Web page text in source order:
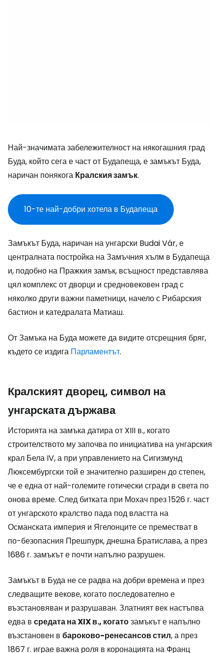
Най-значимата забележителност на някогашния град
Буда, който сега е част от Будапеща, е замъкът Буда,
наричан понякога Кралския замък.
10-те най-добри хотела в Будапеща
Замъкът Буда, наричан на унгарски Budai Vár, е
централната постройка на Замъчния хълм в Будапеща
и, подобно на Пражкия замък, всъщност представлява
цял комплекс от дворци и средновековен град с
няколко други важни паметници, начело с Рибарския
бастион и катедралата Матиаш.
От Замъка на Буда можете да видите отсрещния бряг,
където се издига Парламентът.
Кралският дворец, символ на
унгарската държава
Историята на замъка датира от XIII в., когато
строителството му започва по инициатива на унгарския
крал Бела IV, а при управлението на Сигизмунд
Люксембургски той е значително разширен до степен,
че е една от най-големите готически сгради в света по
онова време. След битката при Мохач през 1526 г. част
от унгарското кралство пада под властта на
Османската империя и Ягелонците се преместват в
по-безопасния Прешпурк, днешна Братислава, а през
1686 г. замъкът е почти напълно разрушен.
Замъкът в Буда не се радва на добри времена и през
следващите векове, когато последователно е
възстановяван и разрушаван. Златният век настъпва
едва в средата на XIX в., когатозамъкът е напълно
възстановен в бароково-ренесансов стил, а през
1867 г. играе важна роля в коронацията на Франц